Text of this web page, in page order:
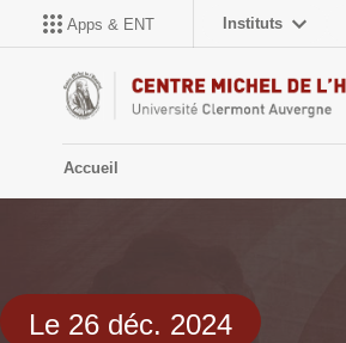
Apps & ENT Instituts
Accueil
Le 26 déc. 2024